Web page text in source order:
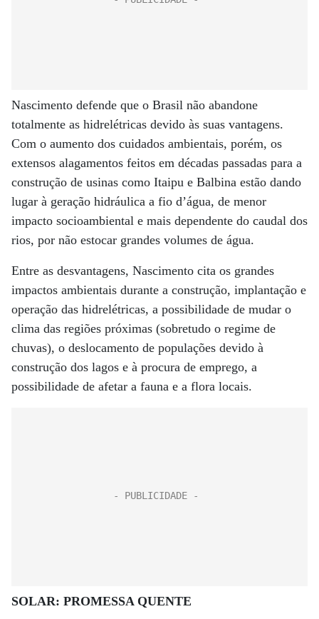
Nascimento defende que o Brasil não abandone
totalmente as hidrelétricas devido às suas vantagens.
Com o aumento dos cuidados ambientais, porém, os
extensos alagamentos feitos em décadas passadas para a
construção de usinas como Itaipu e Balbina estão dando
lugar à geração hidráulica a fio d’água, de menor
impacto socioambiental e mais dependente do caudal dos
rios, por não estocar grandes volumes de água.
Entre as desvantagens, Nascimento cita os grandes
impactos ambientais durante a construção, implantação e
operação das hidrelétricas, a possibilidade de mudar o
clima das regiões próximas (sobretudo o regime de
chuvas), o deslocamento de populações devido à
construção dos lagos e à procura de emprego, a
possibilidade de afetar a fauna e a flora locais.
SOLAR: PROMESSA QUENTE